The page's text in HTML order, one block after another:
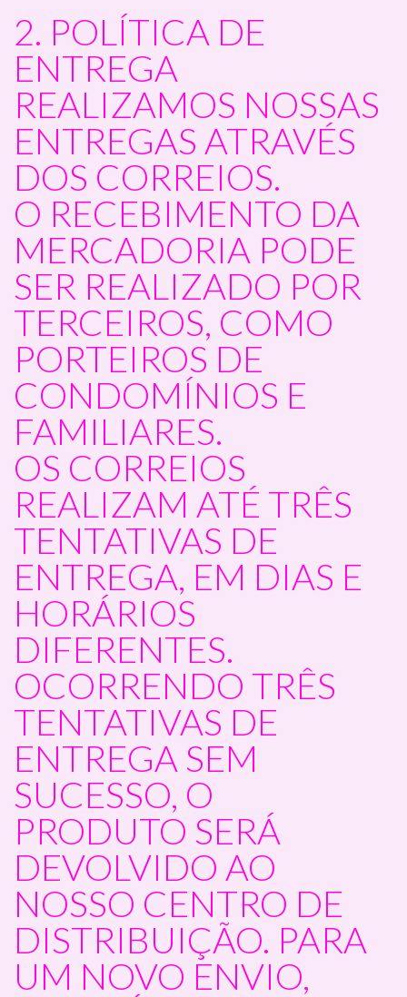
2. POLÍTICA DE
ENTREGA
REALIZAMOS NOSSAS
ENTREGAS ATRAVÉS
DOS CORREIOS.
O RECEBIMENTO DA
MERCADORIA PODE
SER REALIZADO POR
TERCEIROS, COMO
PORTEIROS DE
CONDOMÍNIOS E
FAMILIARES.
OS CORREIOS
REALIZAM ATÉ TRÊS
TENTATIVAS DE
ENTREGA, EM DIAS E
HORÁRIOS
DIFERENTES.
OCORRENDO TRÊS
TENTATIVAS DE
ENTREGA SEM
SUCESSO, O
PRODUTO SERÁ
DEVOLVIDO AO
NOSSO CENTRO DE
DISTRIBUIÇÃO. PARA
UM NOVO ENVIO,